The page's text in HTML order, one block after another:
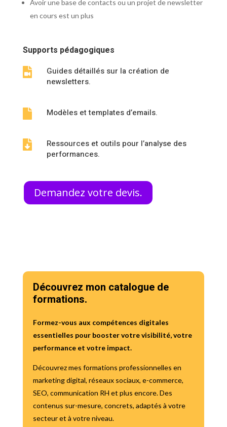
Avoir une base de contacts ou un projet de newsletter
en cours est un plus
Supports pédagogiques

Guides détaillés sur la création de
newsletters.
 Modèles et templates d’emails.

Ressources et outils pour l’analyse des
performances.
Demandez votre devis.
Découvrez mon catalogue de
formations.
Formez-vous aux compétences digitales
essentielles pour booster votre visibilité, votre
performance et votre impact.
Découvrez mes formations professionnelles en
marketing digital, réseaux sociaux, e-commerce,
SEO, communication RH et plus encore. Des
contenus sur-mesure, concrets, adaptés à votre
secteur et à votre niveau.